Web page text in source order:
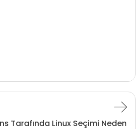
Tarafında Linux Seçimi Neden